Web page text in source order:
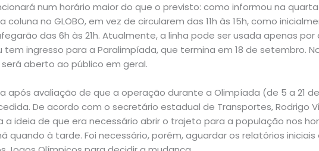
num horário maior do que o previsto: como informou na
coluna no GLOBO, em vez de circularem das 11h às 15h, como
das 6h às 21h. Atualmente, a linha pode ser usada apenas por
ingresso para a Paralimpíada, que termina em 18 de setembro.
aberto ao público em geral.
após avaliação de que a operação durante a Olimpíada (de 5 a 21 de
De acordo com o secretário estadual de Transportes, Rodrigo
a ideia de que era necessário abrir o trajeto para a população nos
quando à tarde. Foi necessário, porém, aguardar os relatórios iniciais